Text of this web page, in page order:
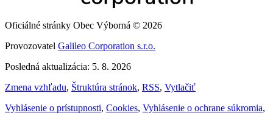
Oficiálné stránky Obec Výborná © 2026
Provozovatel Galileo Corporation s.r.o.
Posledná aktualizácia: 5. 8. 2026
Zmena vzhľadu, Štruktúra stránok, RSS, Vytlačiť
Vyhlásenie o prístupnosti, Cookies, Vyhlásenie o ochrane súkromia,